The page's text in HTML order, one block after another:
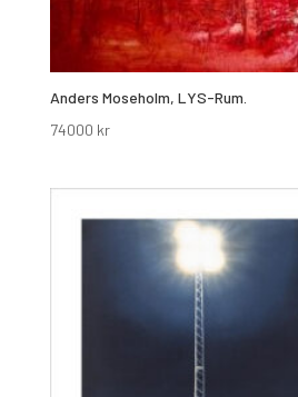
Anders Moseholm, LYS-Rum.
74000 kr